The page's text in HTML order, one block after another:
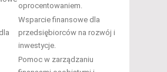
oprocentowaniem.
Wsparcie finansowe dla
przedsiębiorców na rozwój i
inwestycje.
Pomoc w zarządzaniu